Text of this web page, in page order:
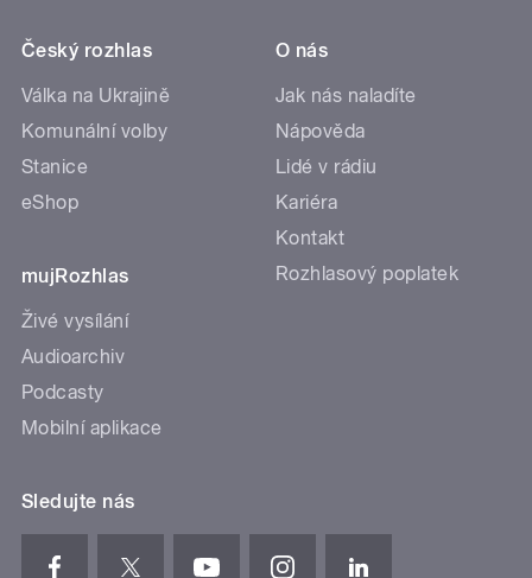
Český rozhlas
Válka na Ukrajině
Komunální volby
Stanice
eShop
mujRozhlas
Živé vysílání
Audioarchiv
Podcasty
Mobilní aplikace
O nás
Jak nás naladíte
Nápověda
Lidé v rádiu
Kariéra
Kontakt
Rozhlasový poplatek
Sledujte nás